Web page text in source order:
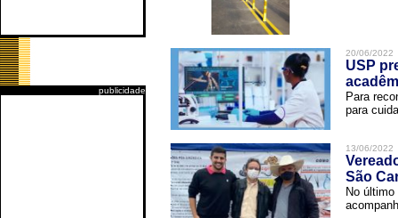
publicidade
20/06/2022
USP
Para
para
13/06/2022
São
No